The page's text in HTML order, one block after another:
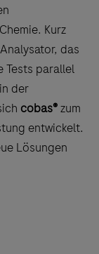
Kurz
das
Tests parallel
der
cobas®zum
entwickelt.
Lösungen